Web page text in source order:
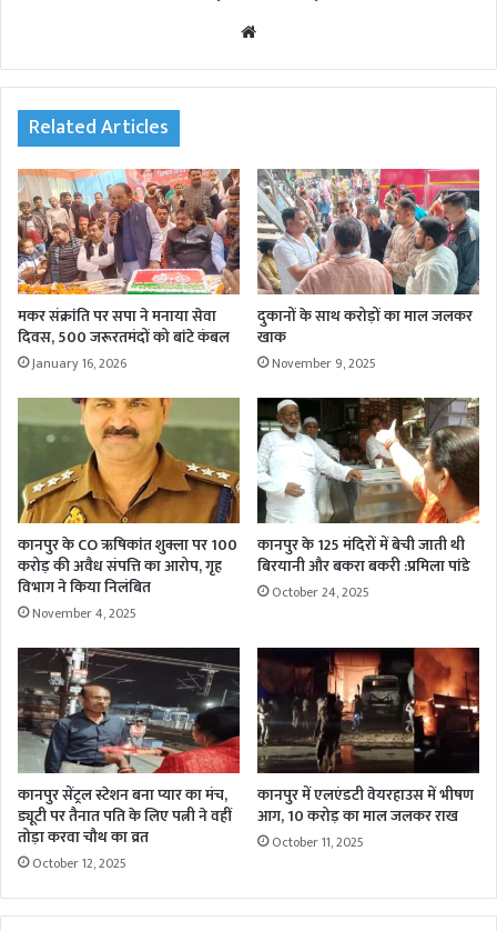
te
Related Articles
मकर संक्रांति पर सपा ने मनाया सेवा
दिवस, 500 जरूरतमंदों को बांटे कंबल
January 16, 2026
दुकानों के साथ करोड़ों का माल जलकर
खाक
November 9, 2025
कानपुर के CO ऋषिकांत शुक्ला पर 100
करोड़ की अवैध संपत्ति का आरोप, गृह
विभाग ने किया निलंबित
November 4, 2025
कानपुर के 125 मंदिरों में बेची जाती थी
बिरयानी और बकरा बकरी :प्रमिला पांडे
October 24, 2025
कानपुर सेंट्रल स्टेशन बना प्यार का मंच,
ड्यूटी पर तैनात पति के लिए पत्नी ने वहीं
तोड़ा करवा चौथ का व्रत
October 12, 2025
कानपुर में एलएंडटी वेयरहाउस में भीषण
आग, 10 करोड़ का माल जलकर राख
October 11, 2025